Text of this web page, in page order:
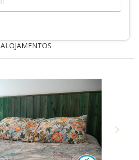
ALOJAMENTOS